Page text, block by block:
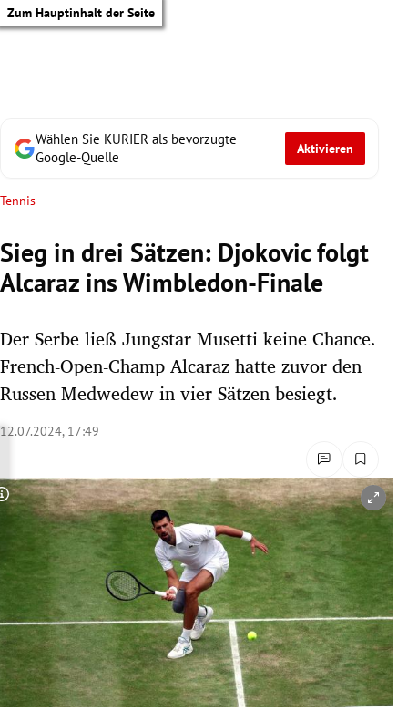
Zum Hauptinhalt der Seite
Untermenü
Untermenü
Untermenü
Untermenü
Untermenü
Untermenü
Untermenü
Wählen Sie KURIER als bevorzugte
Google-Quelle
Aktivieren
Tennis
Sieg in drei Sätzen: Djokovic folgt
Alcaraz ins Wimbledon-Finale
Der Serbe ließ Jungstar Musetti keine Chance.
French-Open-Champ Alcaraz hatte zuvor den
Russen Medwedew in vier Sätzen besiegt.
12.07.2024, 17:49
Copyright-Hinweis öffnen/schließen